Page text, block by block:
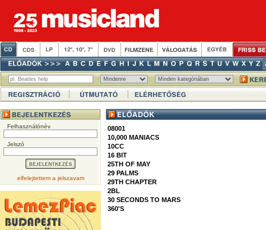
Felhasználónév
Jelszó
elfelejtettem a jelszavam
08001
10,000 MANIACS
10CC
16 BIT
25TH OF MAY
29 PALMS
29TH CHAPTER
2BL
30 SECONDS TO MARS
360'S